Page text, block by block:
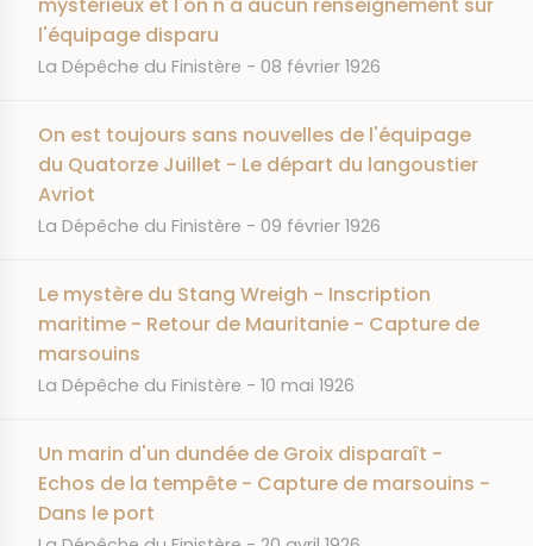
l'équipage disparu
JOURNAL
La Dépêche du Finistère DATE
08 février 1926
On est toujours sans nouvelles de l'équipage
du Quatorze Juillet - Le départ du langoustier
Avriot
JOURNAL
La Dépêche du Finistère DATE
09 février 1926
Le mystère du Stang Wreigh - Inscription
maritime - Retour de Mauritanie - Capture de
marsouins
JOURNAL
La Dépêche du Finistère DATE
10 mai 1926
Un marin d'un dundée de Groix disparaît -
Echos de la tempête - Capture de marsouins -
Dans le port
JOURNAL DATE